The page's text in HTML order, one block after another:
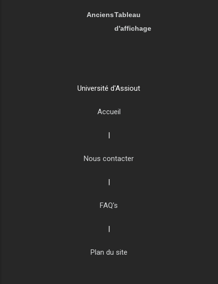
AnciensTableau
d'affichage
Université d'Assiout
Accueil
|
Nous contacter
|
FAQ's
|
Plan du site